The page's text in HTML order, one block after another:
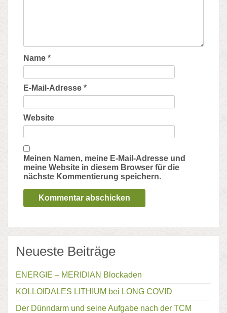
Name *
E-Mail-Adresse *
Website
Meinen Namen, meine E-Mail-Adresse und
meine Website in diesem Browser für die
nächste Kommentierung speichern.
Neueste Beiträge
ENERGIE – MERIDIAN Blockaden
KOLLOIDALES LITHIUM bei LONG COVID
Der Dünndarm und seine Aufgabe nach der TCM